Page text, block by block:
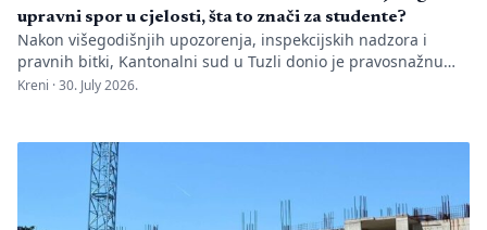
upravni spor u cjelosti, šta to znači za studente?
Nakon višegodišnjih upozorenja, inspekcijskih nadzora i
pravnih bitki, Kantonalni sud u Tuzli donio je pravosnažnu
presudu kojom se definitivno potvrđuje trajna zabrana rada
kakva je sudbina studenata koji su uložili godine i novac u
bezvrijedne indekse? Odlukom Kantonalnog suda u […]
Kreni ·30. July 2026.